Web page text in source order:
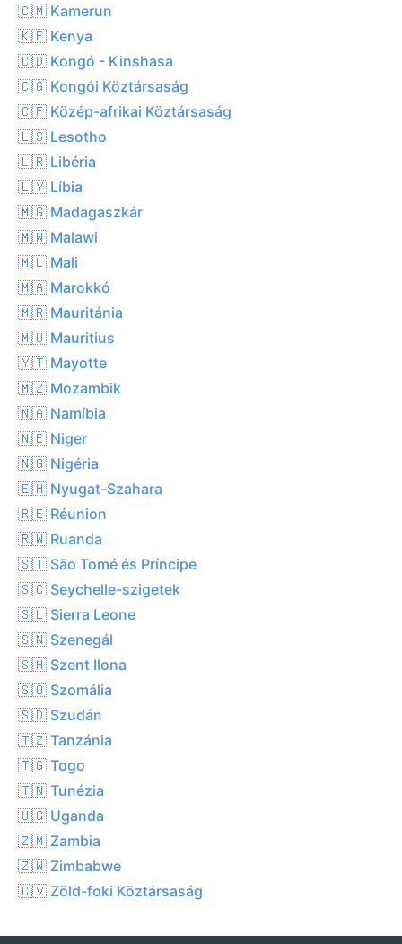
🇨🇲 Kamerun
🇰🇪 Kenya
🇨🇩 Kongó - Kinshasa
🇨🇬 Kongói Köztársaság
🇨🇫 Közép-afrikai Köztársaság
🇱🇸 Lesotho
🇱🇷 Libéria
🇱🇾 Líbia
🇲🇬 Madagaszkár
🇲🇼 Malawi
🇲🇱 Mali
🇲🇦 Marokkó
🇲🇷 Mauritánia
🇲🇺 Mauritius
🇾🇹 Mayotte
🇲🇿 Mozambik
🇳🇦 Namíbia
🇳🇪 Niger
🇳🇬 Nigéria
🇪🇭 Nyugat-Szahara
🇷🇪 Réunion
🇷🇼 Ruanda
🇸🇹 São Tomé és Príncipe
🇸🇨 Seychelle-szigetek
🇸🇱 Sierra Leone
🇸🇳 Szenegál
🇸🇭 Szent Ilona
🇸🇴 Szomália
🇸🇩 Szudán
🇹🇿 Tanzánia
🇹🇬 Togo
🇹🇳 Tunézia
🇺🇬 Uganda
🇿🇲 Zambia
🇿🇼 Zimbabwe
🇨🇻 Zöld-foki Köztársaság